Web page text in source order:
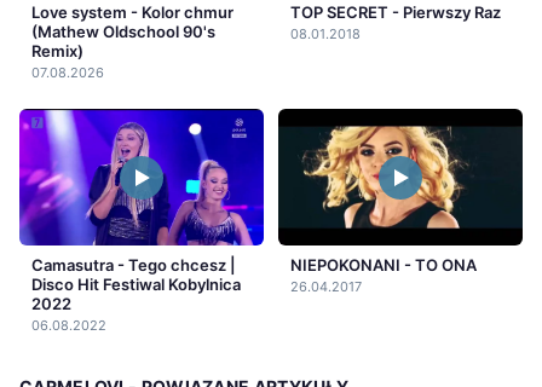
Love system - Kolor chmur
(Mathew Oldschool 90's
Remix)
07.08.2026
TOP SECRET - Pierwszy Raz
08.01.2018
Camasutra - Tego chcesz |
Disco Hit Festiwal Kobylnica
2022
06.08.2022
NIEPOKONANI - TO ONA
26.04.2017